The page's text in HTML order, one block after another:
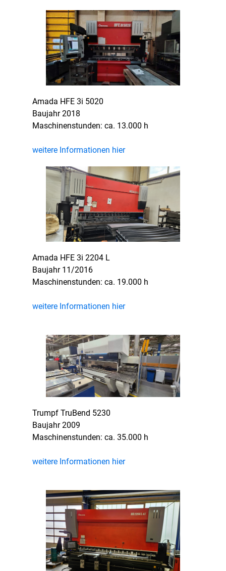
Amada HFE 3i 5020
Baujahr 2018
Maschinenstunden: ca. 13.000 h
weitere Informationen hier
Amada HFE 3i 2204 L
Baujahr 11/2016
Maschinenstunden: ca. 19.000 h
weitere Informationen hier
Trumpf TruBend 5230
Baujahr 2009
Maschinenstunden: ca. 35.000 h
weitere Informationen hier